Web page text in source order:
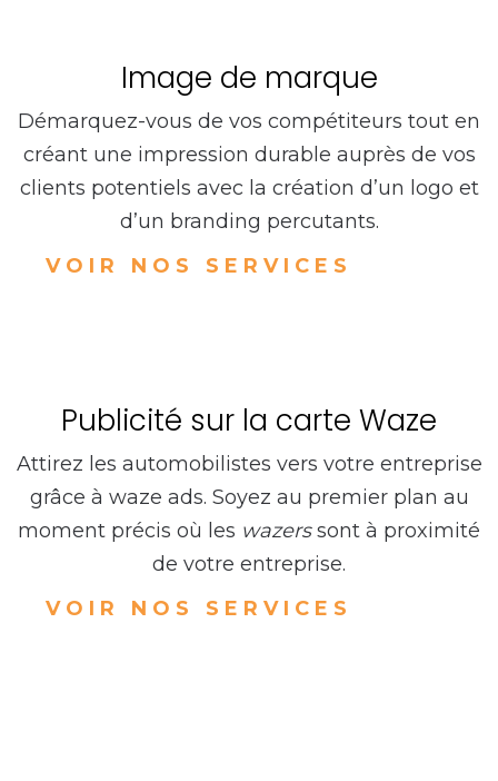
Image de marque
Démarquez-vous de vos compétiteurs tout en
créant une impression durable auprès de vos
clients potentiels avec la création d’un logo et
d’un branding percutants.
VOIR NOS SERVICES
Publicité sur la carte Waze
Attirez les automobilistes vers votre entreprise
grâce à waze ads. Soyez au premier plan au
moment précis où les wazerssont à proximité
de votre entreprise.
VOIR NOS SERVICES